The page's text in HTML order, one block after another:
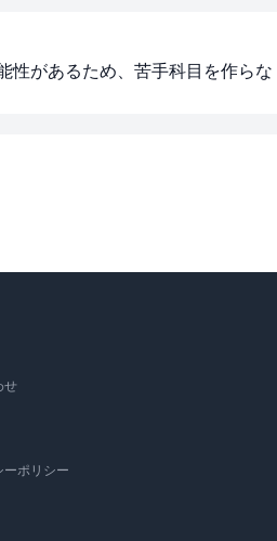
性があるため、苦手科目を作らな
せ
ーポリシー